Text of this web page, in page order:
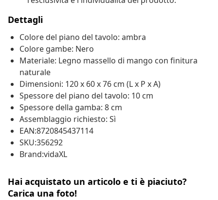
Dettagli
Colore del piano del tavolo: ambra
Colore gambe: Nero
Materiale: Legno massello di mango con finitura
naturale
Dimensioni: 120 x 60 x 76 cm (L x P x A)
Spessore del piano del tavolo: 10 cm
Spessore della gamba: 8 cm
Assemblaggio richiesto: Sì
EAN:8720845437114
SKU:356292
Brand:vidaXL
Hai acquistato un articolo e ti è piaciuto?
Carica una foto!